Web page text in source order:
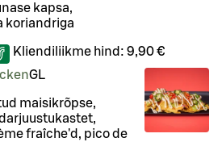
kapsa,
koriandriga
Kliendiliikme hind: 9,90 €
GL
maisikrõpse,
fraîche'd, pico de